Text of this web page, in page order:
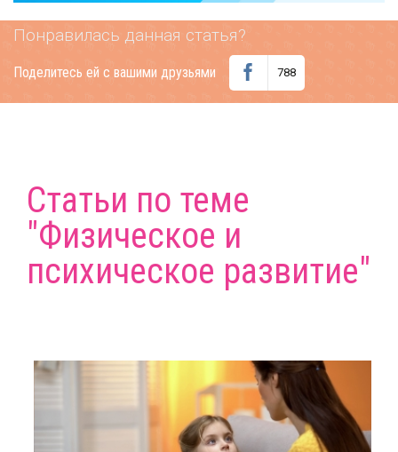
Понравилась данная статья?
Поделитесь ей с вашими друзьями 788
Статьи по теме
"Физическое и
психическое развитие"